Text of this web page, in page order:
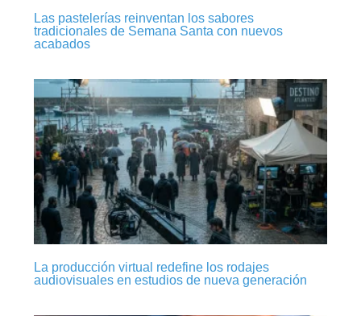
Las pastelerías reinventan los sabores
tradicionales de Semana Santa con nuevos
acabados
La producción virtual redefine los rodajes
audiovisuales en estudios de nueva generación